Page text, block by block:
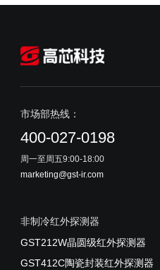
市场部热线：
400-027-0198
周一至周五9:00-18:00
marketing@gst-ir.com
非制冷红外探测器
GST212W晶圆级红外探测器
GST412C陶瓷封装红外探测器